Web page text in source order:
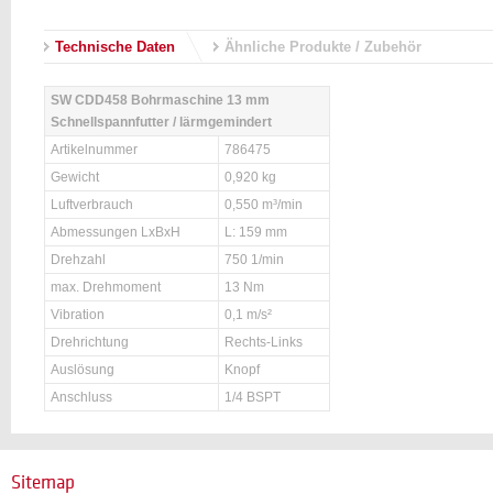
Technische Daten Ähnliche Produkte / Zubehör
SW CDD458 Bohrmaschine 13 mm
Schnellspannfutter / lärmgemindert
Artikelnummer
786475
Gewicht
0,920 kg
Luftverbrauch
0,550 m³/min
Abmessungen LxBxH
L: 159 mm
Drehzahl
750 1/min
max. Drehmoment
13 Nm
Vibration
0,1 m/s²
Drehrichtung
Rechts-Links
Auslösung
Knopf
Anschluss
1/4 BSPT
Sitemap